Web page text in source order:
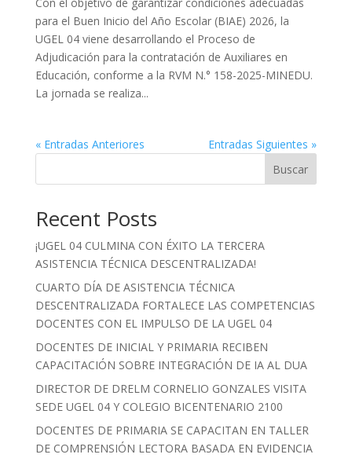
para el Buen Inicio del Año Escolar (BIAE) 2026, la
UGEL 04 viene desarrollando el Proceso de
Adjudicación para la contratación de Auxiliares en
Educación, conforme a la RVM N.° 158-2025-MINEDU.
La jornada se realiza...
« Entradas Anteriores
Entradas Siguientes »
Buscar
Recent Posts
¡UGEL 04 CULMINA CON ÉXITO LA TERCERA
ASISTENCIA TÉCNICA DESCENTRALIZADA!
CUARTO DÍA DE ASISTENCIA TÉCNICA
DESCENTRALIZADA FORTALECE LAS COMPETENCIAS
DOCENTES CON EL IMPULSO DE LA UGEL 04
DOCENTES DE INICIAL Y PRIMARIA RECIBEN
CAPACITACIÓN SOBRE INTEGRACIÓN DE IA AL DUA
DIRECTOR DE DRELM CORNELIO GONZALES VISITA
SEDE UGEL 04 Y COLEGIO BICENTENARIO 2100
DOCENTES DE PRIMARIA SE CAPACITAN EN TALLER
DE COMPRENSIÓN LECTORA BASADA EN EVIDENCIA